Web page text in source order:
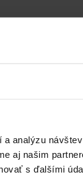
analýzu
aj našim
s ďalšími